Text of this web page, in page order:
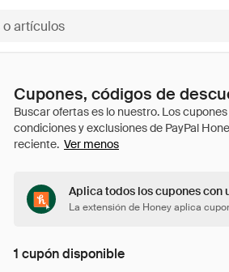
Cupones, códigos de
Ver menos
Aplica todos los cupones con
La extensión de Honey aplica
1 cupón disponible